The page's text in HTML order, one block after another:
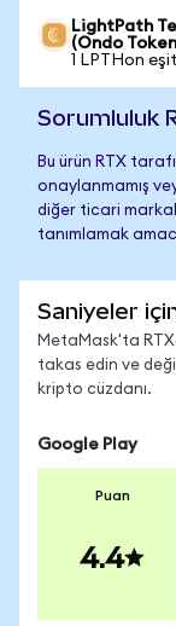
LightPath
(Ondo
1 LPTHon
Sorumluluk
Bu ürün RTX
onaylanmamış
diğer ticari
tanımlamak
Saniyeler
MetaMask'ta
takas edin ve
kripto cüzdanı.
Google Play
Puan
4.4